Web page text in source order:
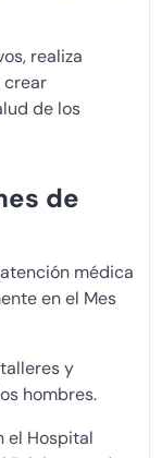
realiza
crear
de los
de
médica
en el Mes
y
hombres.
el Hospital